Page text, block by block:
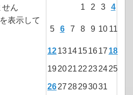
ん
表示して
1 2 3 4
5 6 7 8 9 10 11
121314151617 18
192021 22 232425
2627 28293031